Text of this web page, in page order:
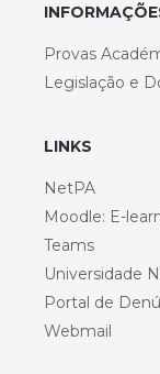
Provas
Legislação e
LINKS
NetPA
Moodle: E-
Teams
Universidade
Portal de
Webmail